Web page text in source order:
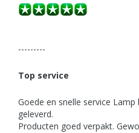
---------
Top service
Goede en snelle service
geleverd.
Producten goed verpakt.